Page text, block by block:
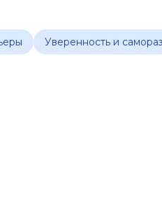
Уверенность и